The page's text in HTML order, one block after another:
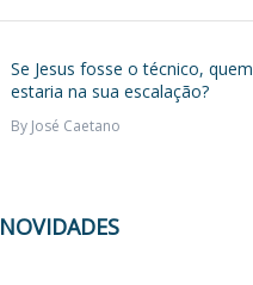
Se Jesus fosse o técnico, quem
estaria na sua escalação?
By José Caetano
NOVIDADES